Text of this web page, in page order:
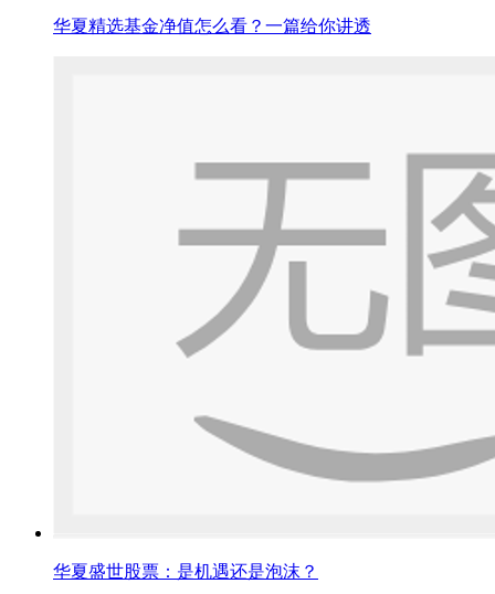
华夏精选基金净值怎么看？一篇给你讲透
华夏盛世股票：是机遇还是泡沫？